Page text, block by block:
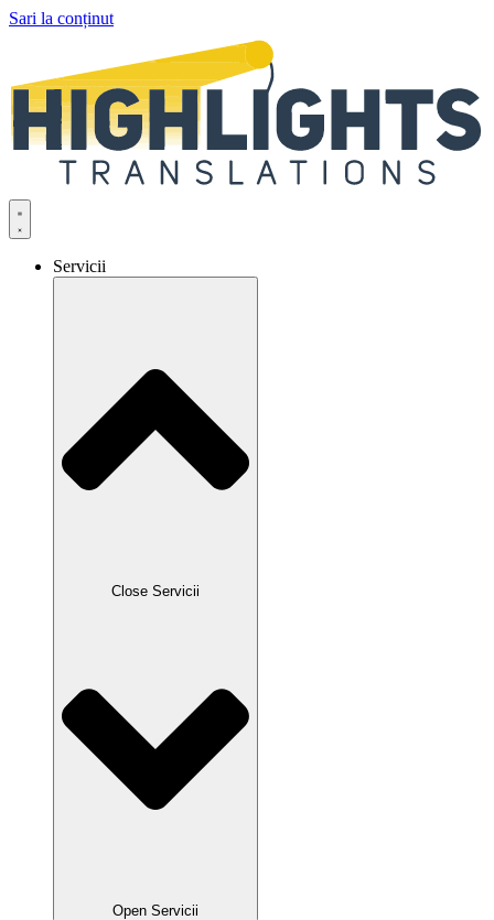
Sari la conținut
Servicii
Close Servicii
Open Servicii